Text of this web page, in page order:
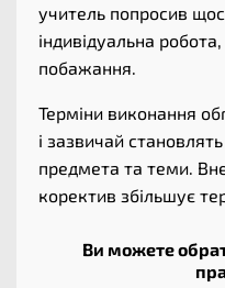
учитель попросив
індивідуальна
побажання.
Терміни виконання
і зазвичай
предмета та теми.
коректив збільшує
Ви можете